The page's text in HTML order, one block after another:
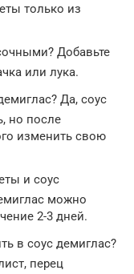
только из
Добавьте
или лука.
Да, соус
но после
изменить свою
и соус
можно
2-3 дней.
в соус демиглас?
перец